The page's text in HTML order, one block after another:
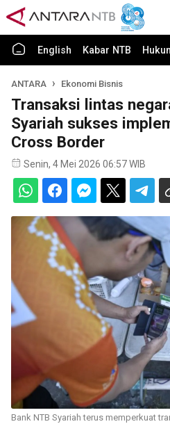
English Kabar NTB
ANTARA Ekonomi Bisnis
Transaksi lintas
Syariah sukses
Cross Border
Senin, 4 Mei 2026 06:57 WIB
Bank NTB Syariah terus memperkuat